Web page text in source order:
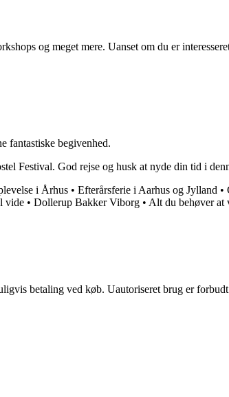
og meget mere. Uanset om du er
fantastiske begivenhed.
Festival. God rejse og husk at nyde din tid i
i Århus • Efterårsferie i Aarhus og Jylland •
vide • Dollerup Bakker Viborg • Alt du behøver at
betaling ved køb. Uautoriseret brug er